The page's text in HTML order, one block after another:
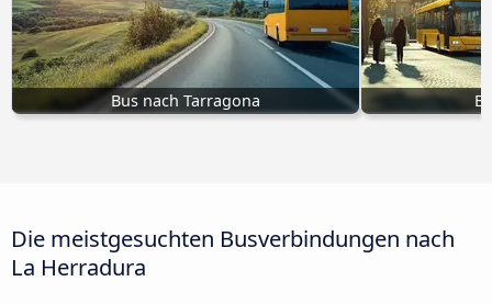
Bus nach Tarragona
Die meistgesuchten Busverbindungen nach
La Herradura